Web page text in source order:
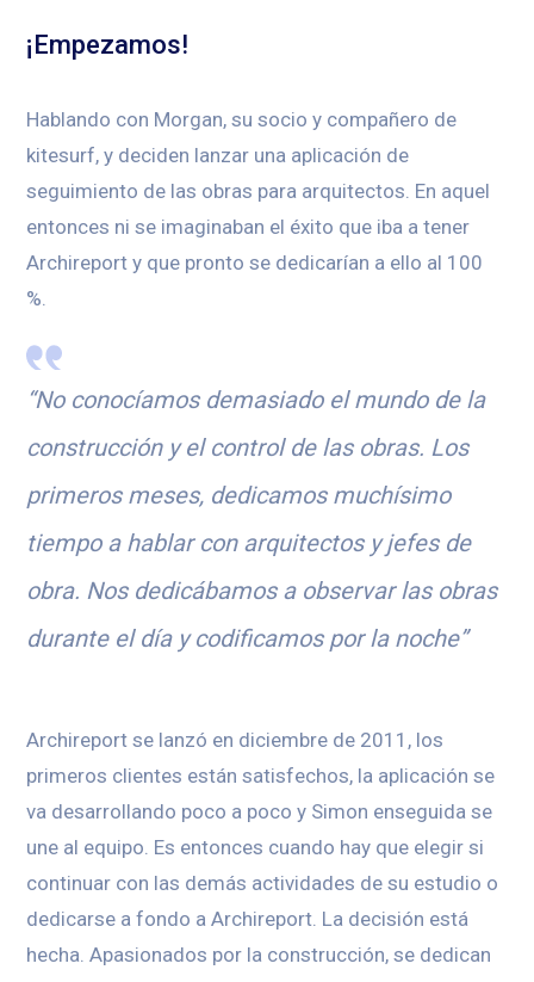
¡Empezamos!
Hablando con Morgan, su socio y compañero de
kitesurf, y deciden lanzar una aplicación de
seguimiento de las obras para arquitectos. En aquel
entonces ni se imaginaban el éxito que iba a tener
Archireport y que pronto se dedicarían a ello al 100
%.
“No conocíamos demasiado el mundo de la
construcción y el control de las obras. Los
primeros meses, dedicamos muchísimo
tiempo a hablar con arquitectos y jefes de
obra. Nos dedicábamos a observar las obras
durante el día y codificamos por la noche”
Archireport se lanzó en diciembre de 2011, los
primeros clientes están satisfechos, la aplicación se
va desarrollando poco a poco y Simon enseguida se
une al equipo. Es entonces cuando hay que elegir si
continuar con las demás actividades de su estudio o
dedicarse a fondo a Archireport. La decisión está
hecha. Apasionados por la construcción, se dedican